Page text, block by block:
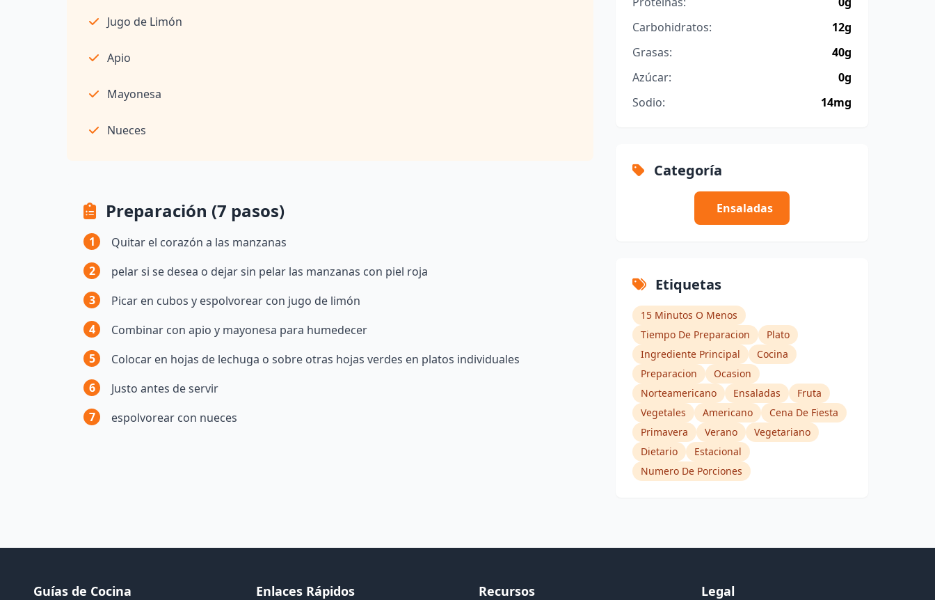
Jugo de Limón
Apio
Mayonesa
Nueces
Preparación (7 pasos)
1
Quitar el corazón a las manzanas
2
pelar si se desea o dejar sin pelar las manzanas con piel roja
3
Picar en cubos y espolvorear con jugo de limón
4
Combinar con apio y mayonesa para humedecer
5
Colocar en hojas de lechuga o sobre otras hojas verdes en platos individuales
6
Justo antes de servir
7
espolvorear con nueces
Carbohidratos:
12g
Grasas:
40g
Azúcar:
0g
Sodio:
14mg
Categoría
Ensaladas
Etiquetas
15 Minutos O Menos
Tiempo De Preparacion
Plato
Ingrediente Principal
Cocina
Preparacion
Ocasion
Norteamericano
Ensaladas
Fruta
Vegetales
Americano
Cena De Fiesta
Primavera
Verano
Vegetariano
Dietario
Estacional
Numero De Porciones
Guías de Cocina Enlaces Rápidos Recursos Legal